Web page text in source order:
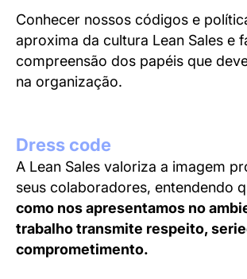
Conhecer nossos códigos e
aproxima da cultura Lean Sales e
compreensão dos papéis que
na organização.
Dress code
A Lean Sales valoriza a imagem
seus colaboradores, entendendo
como nos apresentamos no
trabalho transmite respeito,
comprometimento.